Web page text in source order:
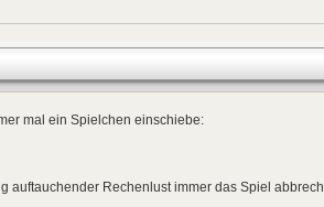
mal ein Spielchen einschiebe:
auftauchender Rechenlust immer das Spiel